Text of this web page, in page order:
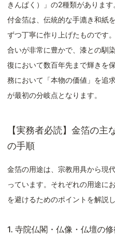
きんぱく）」の2種類がありま
付金箔は、伝統的な手漉き和紙
ずつ丁寧に作り上げたものです
合いが非常に豊かで、漆との馴
復において数百年先まで輝きを
務において「本物の価値」を追
が最初の分岐点となります。
【実務者必読】金箔の主
の手順
金箔の用途は、宗教用具から現
っています。それぞれの用途に
を避けるためのポイントを解説し
1. 寺院仏閣・仏像・仏壇の